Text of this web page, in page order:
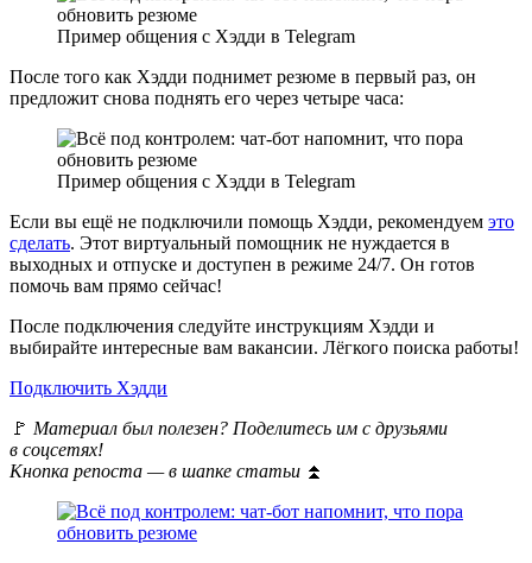
Пример общения с Хэдди в Telegram
После того как Хэдди поднимет резюме в первый раз, он
предложит снова поднять его через четыре часа:
Пример общения с Хэдди в Telegram
Если вы ещё не подключили помощь Хэдди, рекомендуем это
сделать. Этот виртуальный помощник не нуждается в
выходных и отпуске и доступен в режиме 24/7. Он готов
помочь вам прямо сейчас!
После подключения следуйте инструкциям Хэдди и
выбирайте интересные вам вакансии. Лёгкого поиска работы!
Подключить Хэдди
🚩 Материал был полезен? Поделитесь им с друзьями
в соцсетях!
Кнопка репоста — в шапке статьи ⏫